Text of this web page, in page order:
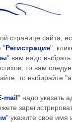
странице сайта,
"Регистрация",
" вам надо выбрать
то вам
то выбирайте
mail" надо указать
" укажите свое имя